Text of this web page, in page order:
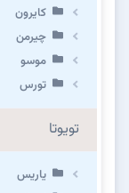
کایرون
چیرمن
موسو
تورس
تویوتا
یاریس